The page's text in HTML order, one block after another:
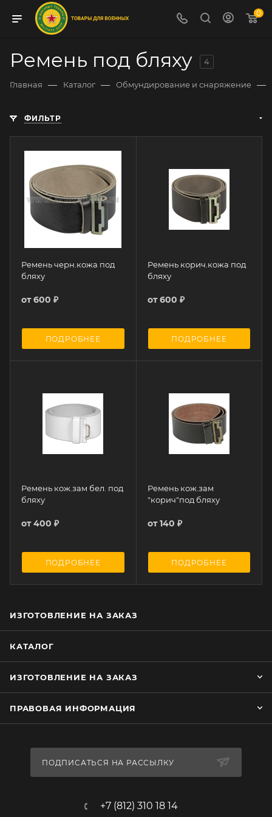
0
Ремень под бляху 4
Главная — Каталог — Обмундирование и снаряжение —
ФИЛЬТР
Ремень черн.кожа под
бляху
от600 ₽
ПОДРОБНЕЕ
Ремень корич.кожа под
бляху
от600 ₽
ПОДРОБНЕЕ
Ремень кож.зам бел. под
бляху
от400 ₽
ПОДРОБНЕЕ
Ремень кож.зам
"корич"под бляху
от140 ₽
ПОДРОБНЕЕ
ИЗГОТОВЛЕНИЕ НА ЗАКАЗ
КАТАЛОГ
ИЗГОТОВЛЕНИЕ НА ЗАКАЗ
ПРАВОВАЯ ИНФОРМАЦИЯ
ПОДПИСАТЬСЯ НА РАССЫЛКУ
+7 (812) 310 18 14